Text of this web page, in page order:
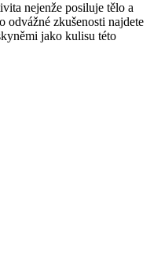
nejenže posiluje tělo a
odvážné zkušenosti najdete
jako kulisu této